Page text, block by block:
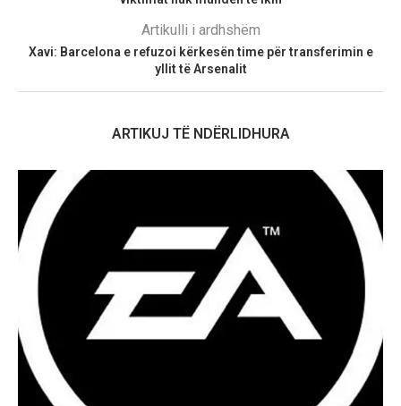
Artikulli i ardhshëm
Xavi: Barcelona e refuzoi kërkesën time për transferimin e
yllit të Arsenalit
ARTIKUJ TË NDËRLIDHURA